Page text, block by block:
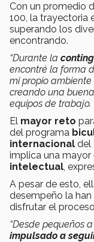
Con un promedio
100, la trayectoria
superando los
encontrando.
“Durante la
encontré la forma
mi propio
creando una
equipos de trabajo.
El mayor reto
del programa
internacional del
implica una mayor
intelectual,
A pesar de esto,
desempeño la
disfrutar el
“Desde pequeños
impulsado a